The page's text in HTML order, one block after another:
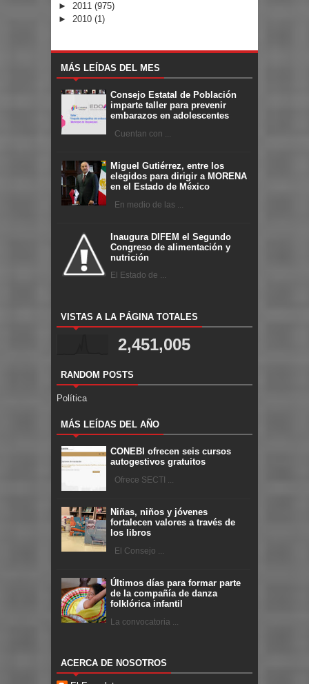
► 2011 (975)
► 2010 (1)
MÁS LEÍDAS DEL MES
Consejo Estatal de Población
imparte taller para prevenir
embarazos en adolescentes
Cuentan con ...
Miguel Gutiérrez, entre los
elegidos para dirigir a MORENA
en el Estado de México
En medio de las ...
Inaugura DIFEM el Segundo
Congreso de alimentación y
nutrición
El Estado de ...
VISTAS A LA PÁGINA TOTALES
2,451,005
RANDOM POSTS
Política
MÁS LEÍDAS DEL AÑO
CONEBI ofrecen seis cursos
autogestivos gratuitos
Ofrece SECTI ...
Niñas, niños y jóvenes
fortalecen valores a través de
los libros
El Consejo ...
Últimos días para formar parte
de la compañía de danza
folklórica infantil
La convocatoria ...
ACERCA DE NOSOTROS